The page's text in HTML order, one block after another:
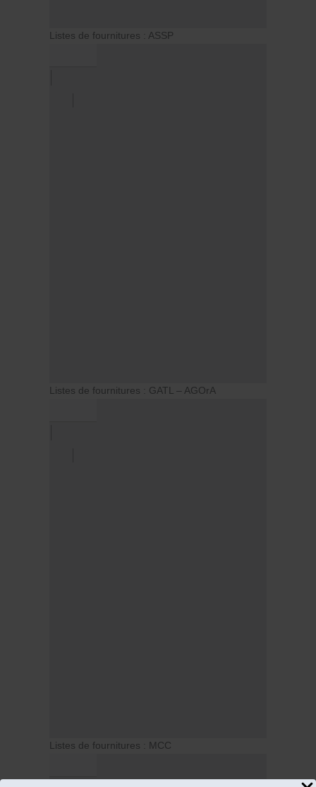
Listes de fournitures : ASSP
Listes de fournitures : GATL – AGOrA
Listes de fournitures : MCC